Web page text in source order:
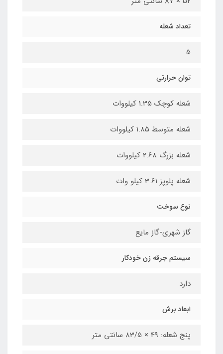
تعداد شعله
5
توان حرارتی
شعله کوچک 1.35 کیلووات
شعله متوسط 1.85 کیلووات
شعله بزرگ 2.68 کیلووات
شعله پلوپز 3.61 کیلو وات
نوع سوخت
گاز شهری-گاز مایع
سیستم جرقه زن خودکار
دارد
ابعاد برش
پنج شعله: 49 × 83/5 سانتی متر